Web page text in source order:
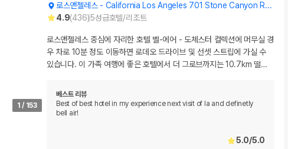
1 / 153
로스앤젤레스- California Los Angeles 701 Stone Canyon Road
4.9(436)5성급호텔/리조트
로스앤젤레스 중심에 자리한 호텔 벨-에어 - 도체스터 컬렉션에 머무실 경
우 차로 10분 정도 이동하면 로데오 드라이브 및 선셋 스트립에 가실 수
있습니다. 이 가족 여행에 좋은 호텔에서 더 그로브까지는 10.7km 떨…
베스트 리뷰
Best of best hotel in my experience next visit of la and definetly
bell air!
5.0/5.0